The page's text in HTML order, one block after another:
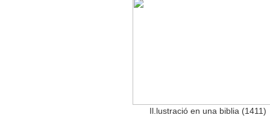
Il.lustració en una biblia (1411)